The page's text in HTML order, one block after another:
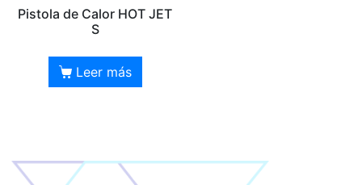
Pistola de Calor HOT JET
S
Leer más